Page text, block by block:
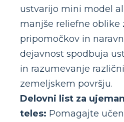
ustvarijo mini model
manjše reliefne
pripomočkov in
dejavnost spodbuja
in razumevanje
zemeljskem površju.
Delovni list za
teles: Pomagajte